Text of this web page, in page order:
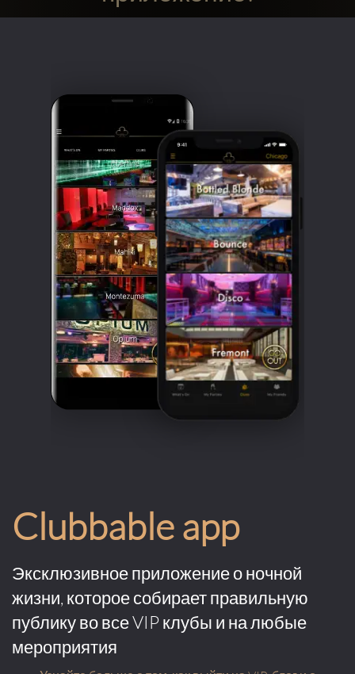
Clubbable app
Эксклюзивное приложение о ночной
жизни, которое собирает правильную
публику во все VIP клубы и на любые
мероприятия